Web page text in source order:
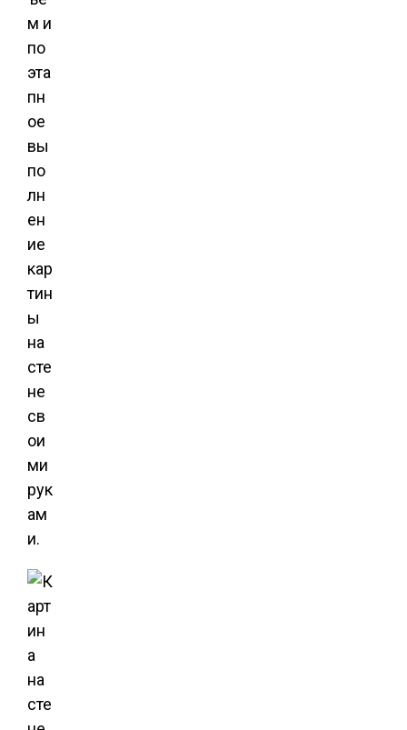
м и
по
эта
пн
ое
вы
по
лн
ен
ие
кар
тин
ы
на
сте
не
св
ои
ми
рук
ам
и.